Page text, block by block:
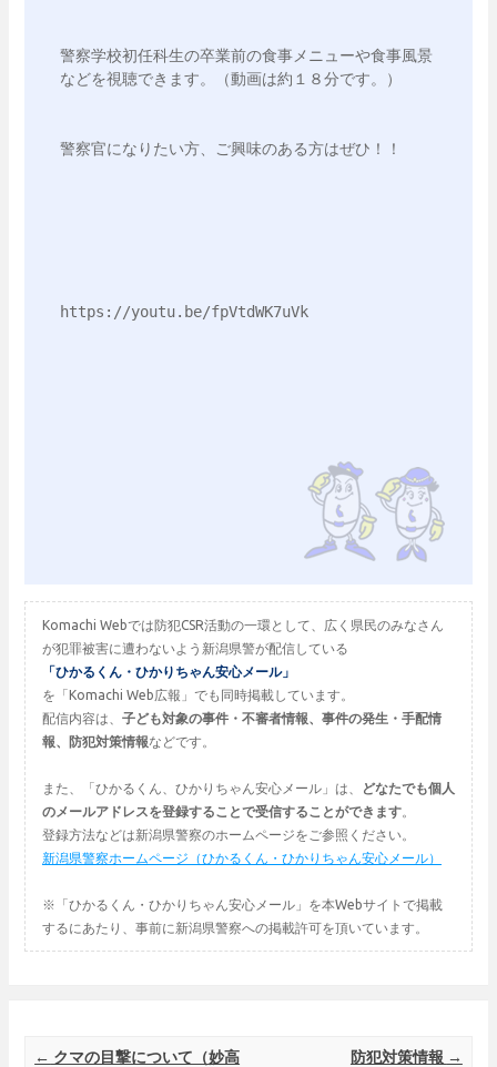
警察学校初任科生の卒業前の食事メニューや食事風景
などを視聴できます。（動画は約１８分です。）
警察官になりたい方、ご興味のある方はぜひ！！
https://youtu.be/fpVtdWK7uVk
Komachi Webでは防犯CSR活動の一環として、広く県民のみなさん
が犯罪被害に遭わないよう新潟県警が配信している
「ひかるくん・ひかりちゃん安心メール」
を「Komachi Web広報」でも同時掲載しています。
配信内容は、 子ども対象の事件・不審者情報、事件の発生・手配情
報、防犯対策情報などです。
また、「ひかるくん、ひかりちゃん安心メール」は、
どなたでも個人
のメールアドレスを登録することで受信することができます。
登録方法などは新潟県警察のホームページをご参照ください。
新潟県警察ホームページ（ひかるくん・ひかりちゃん安心メール）
※「ひかるくん・ひかりちゃん安心メール」を本Webサイトで掲載
するにあたり、事前に新潟県警察への掲載許可を頂いています。
Post navigation
← クマの目撃について（妙高
防犯対策情報 →